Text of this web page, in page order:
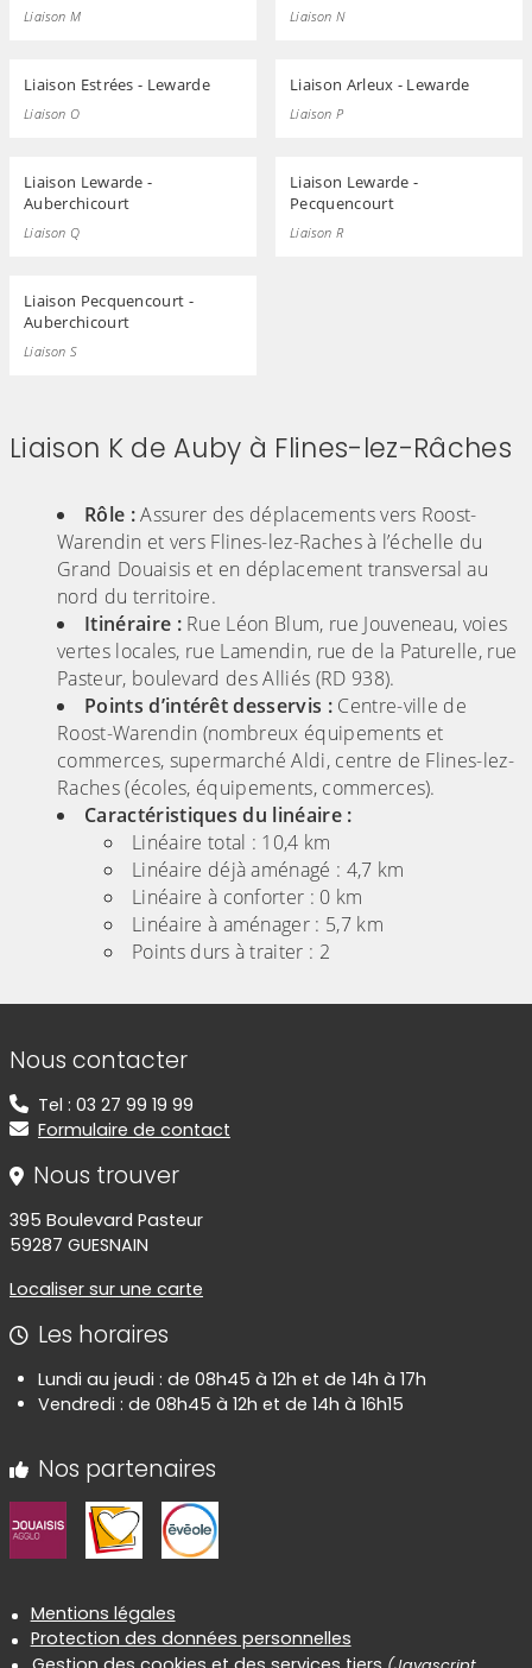
Liaison M Liaison N
Liaison Estrées - Lewarde
Liaison O
Liaison Arleux - Lewarde
Liaison P
Liaison Lewarde -
Auberchicourt
Liaison Q
Liaison Lewarde -
Pecquencourt
Liaison R
Liaison Pecquencourt -
Auberchicourt
Liaison S
Liaison K de Auby à Flines-lez-Râches
Rôle :Assurer des déplacements vers Roost-
Warendin et vers Flines-lez-Raches à l’échelle du
Grand Douaisis et en déplacement transversal au
nord du territoire.
Itinéraire : Rue Léon Blum, rue Jouveneau, voies
vertes locales, rue Lamendin, rue de la Paturelle, rue
Pasteur, boulevard des Alliés (RD 938).
Points d’intérêt desservis : Centre-ville de
Roost-Warendin (nombreux équipements et
commerces, supermarché Aldi, centre de Flines-lez-
Raches (écoles, équipements, commerces).
Caractéristiques du linéaire :
Linéaire total : 10,4 km
Linéaire déjà aménagé : 4,7 km
Linéaire à conforter : 0 km
Linéaire à aménager : 5,7 km
Points durs à traiter : 2
Informations de contact
Nous contacter
Tel : 03 27 99 19 99
Formulaire de contact
Nous trouver
395 Boulevard Pasteur
59287 GUESNAIN
Localiser sur une carte
Les horaires
Lundi au jeudi : de 08h45 à 12h et de 14h à 17h
Vendredi : de 08h45 à 12h et de 14h à 16h15
Nos partenaires
Informations réglementaires
Mentions légales
Protection des données personnelles